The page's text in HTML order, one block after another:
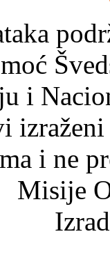
i
i ne
Misije